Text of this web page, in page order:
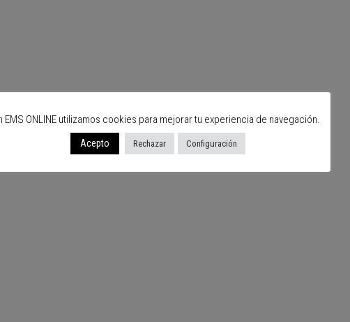
EMS ONLINE utilizamos cookies para mejorar tu experiencia de navegación.
Acepto Rechazar Configuración